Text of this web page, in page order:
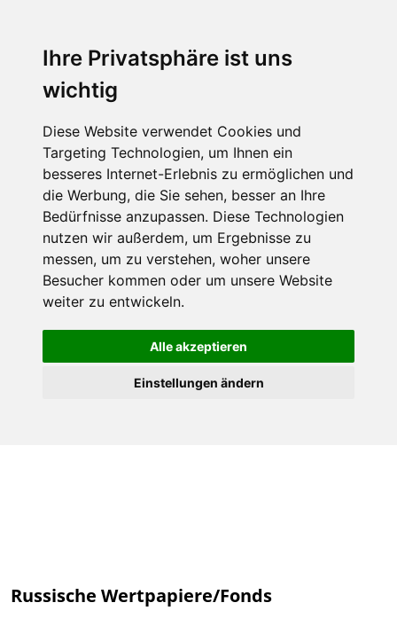
Ihre Privatsphäre ist uns
wichtig
Diese Website verwendet Cookies und
Targeting Technologien, um Ihnen ein
besseres Internet-Erlebnis zu ermöglichen und
die Werbung, die Sie sehen, besser an Ihre
Bedürfnisse anzupassen. Diese Technologien
nutzen wir außerdem, um Ergebnisse zu
messen, um zu verstehen, woher unsere
Besucher kommen oder um unsere Website
weiter zu entwickeln.
Alle akzeptieren
Einstellungen ändern
Russische Wertpapiere/Fonds